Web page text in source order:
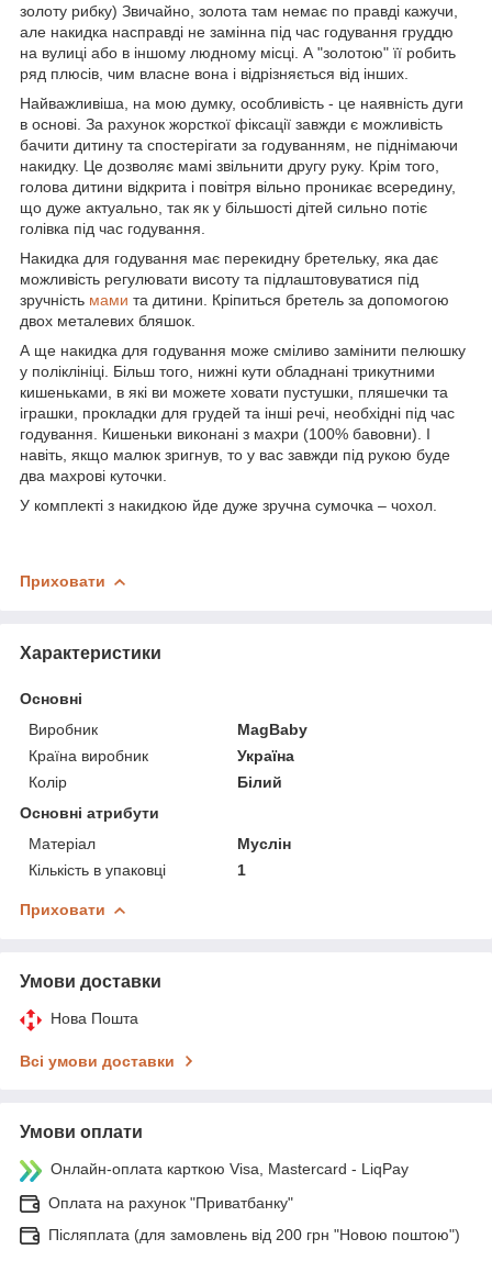
золоту рибку) Звичайно, золота там немає по правді кажучи,
але накидка насправді не замінна під час годування груддю
на вулиці або в іншому людному місці. А "золотою" її робить
ряд плюсів, чим власне вона і відрізняється від інших.
Найважливіша, на мою думку, особливість - це наявність дуги
в основі. За рахунок жорсткої фіксації завжди є можливість
бачити дитину та спостерігати за годуванням, не піднімаючи
накидку. Це дозволяє мамі звільнити другу руку. Крім того,
голова дитини відкрита і повітря вільно проникає всередину,
що дуже актуально, так як у більшості дітей сильно потіє
голівка під час годування.
Накидка для годування має перекидну бретельку, яка дає
можливість регулювати висоту та підлаштовуватися під
зручність мами та дитини. Кріпиться бретель за допомогою
двох металевих бляшок.
А ще накидка для годування може сміливо замінити пелюшку
у поліклініці. Більш того, нижні кути обладнані трикутними
кишеньками, в які ви можете ховати пустушки, пляшечки та
іграшки, прокладки для грудей та інші речі, необхідні під час
годування. Кишеньки виконані з махри (100% бавовни). І
навіть, якщо малюк зригнув, то у вас завжди під рукою буде
два махрові куточки.
У комплекті з накидкою йде дуже зручна сумочка – чохол.
Приховати
Характеристики
Основні
Виробник
MagBaby
Країна виробник
Україна
Колір
Білий
Основні атрибути
Матеріал
Муслін
Кількість в упаковці
1
Приховати
Умови доставки
Нова Пошта
Всі умови доставки
Умови оплати
Онлайн-оплата карткою Visa, Mastercard - LiqPay
Оплата на рахунок "Приватбанку"
Післяплата (для замовлень від 200 грн "Новою поштою")